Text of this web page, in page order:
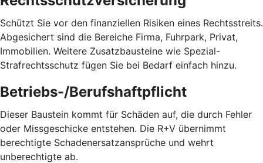
Schützt Sie vor den finanziellen Risiken eines Rechtsstreits.
Abgesichert sind die Bereiche Firma, Fuhrpark, Privat,
Immobilien. Weitere Zusatzbausteine wie Spezial-
Strafrechtsschutz fügen Sie bei Bedarf einfach hinzu.
Betriebs-/Berufshaftpflicht
Dieser Baustein kommt für Schäden auf, die durch Fehler
oder Missgeschicke entstehen. Die R+V übernimmt
berechtigte Schadenersatzansprüche und wehrt
unberechtigte ab.